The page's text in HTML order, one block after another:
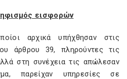
εισφορών
αρχικά υπήχθησαν στις
άρθρου 39, πληρούντες τις
στη συνέχεια τις απώλεσαν
παρείχαν υπηρεσίες σε